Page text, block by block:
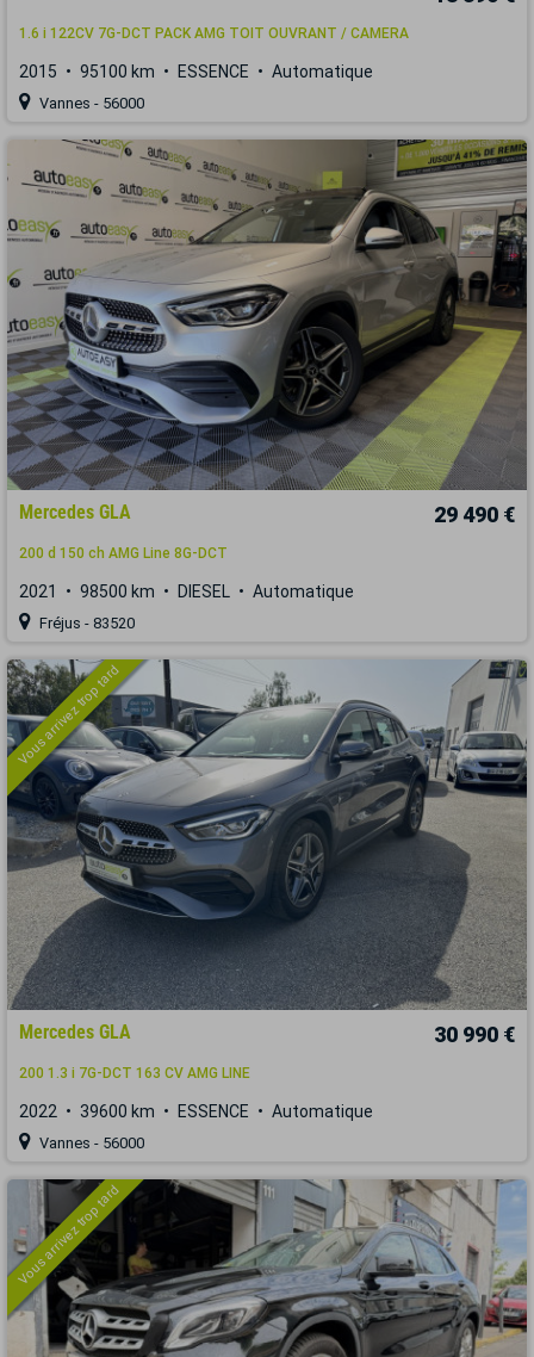
1.6 i 122CV 7G-DCT PACK AMG TOIT OUVRANT / CAMERA
2015 95100 km ESSENCE Automatique
Vannes - 56000
Mercedes GLA 29 490 €
200 d 150 ch AMG Line 8G-DCT
2021 98500 km DIESEL Automatique
Fréjus - 83520
Vous arrivez trop tard
Mercedes GLA 30 990 €
200 1.3 i 7G-DCT 163 CV AMG LINE
2022 39600 km ESSENCE Automatique
Vannes - 56000
Vous arrivez trop tard